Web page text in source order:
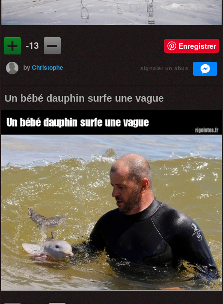
-13 Enregistrer
byChristophe signaler un abus
Un bébé dauphin surfe une vague